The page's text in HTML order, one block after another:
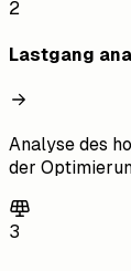
2
Lastgang
Analyse des
der
3